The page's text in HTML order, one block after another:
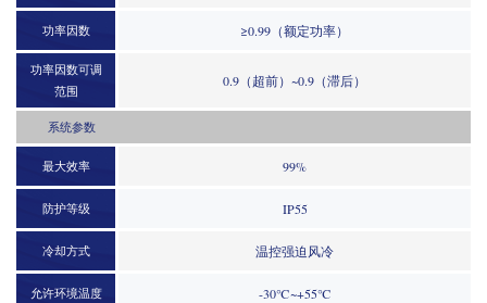
功率因数 ≥0.99（额定功率）
功率因数可调
范围
0.9（超前）~0.9（滞后）
系统参数
最大效率 99%
防护等级 IP55
冷却方式 温控强迫风冷
允许环境温度 -30℃~+55℃